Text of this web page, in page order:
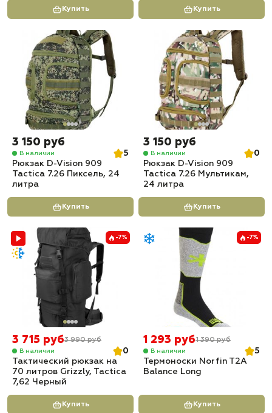
Купить Купить
3 150 руб
В наличии
5
Рюкзак D-Vision 909
Tactica 7.26 Пиксель, 24
литра
Купить
3 150 руб
В наличии
0
Рюкзак D-Vision 909
Tactica 7.26 Мультикам,
24 литра
Купить
-7%
3 715 руб3 990 руб
В наличии
0
Тактический рюкзак на
70 литров Grizzly, Tactica
7,62 Черный
Купить
-7%
1 293 руб1 390 руб
В наличии
5
Термоноски Norfin T2A
Balance Long
Купить